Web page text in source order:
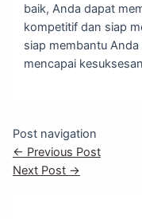
baik, Anda dapat
kompetitif dan siap
siap membantu
mencapai
Post navigation
← Previous Post
Next Post →